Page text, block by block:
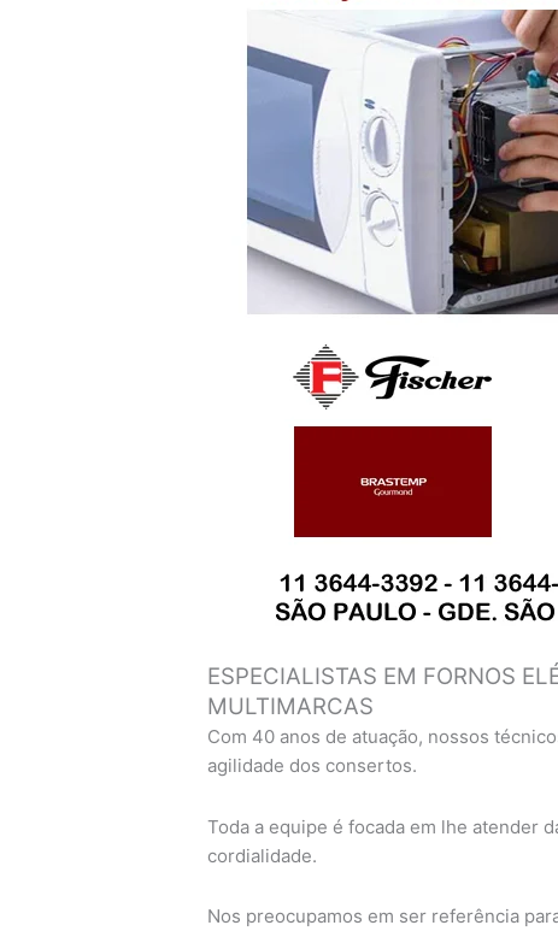
ESPECIALISTAS EM FORNOS
MULTIMARCAS
Com 40 anos de atuação, nossos
agilidade dos consertos.
Toda a equipe é focada em lhe atender
cordialidade.
Nos preocupamos em ser referência